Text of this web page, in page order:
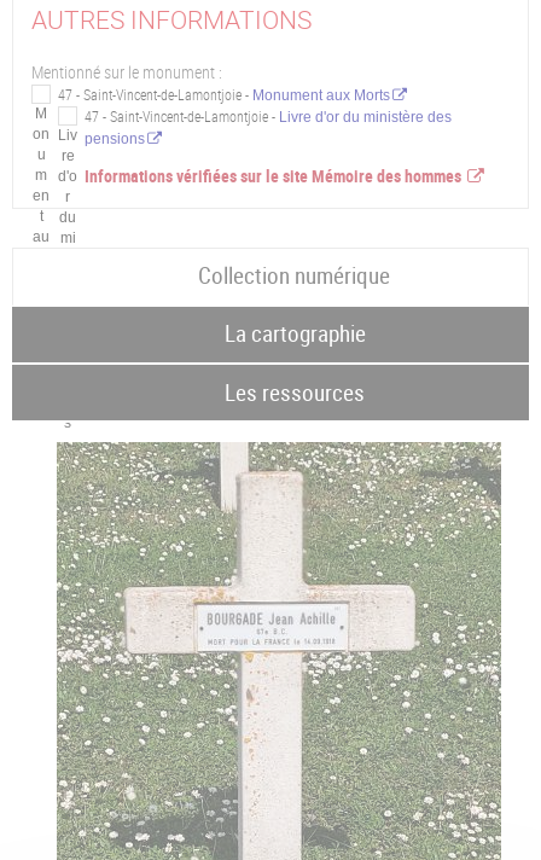
AUTRES INFORMATIONS
Mentionné sur le monument :
47 - Saint-Vincent-de-Lamontjoie - Monument aux Morts
47 - Saint-Vincent-de-Lamontjoie - Livre d'or du ministère des
pensions
Informations vérifiées sur le site Mémoire des hommes
Collection numérique
La cartographie
Les ressources